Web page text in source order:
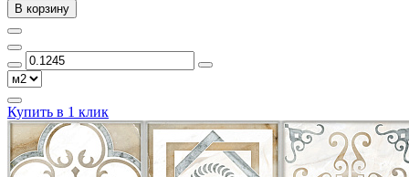
В корзину
Купить в 1 клик